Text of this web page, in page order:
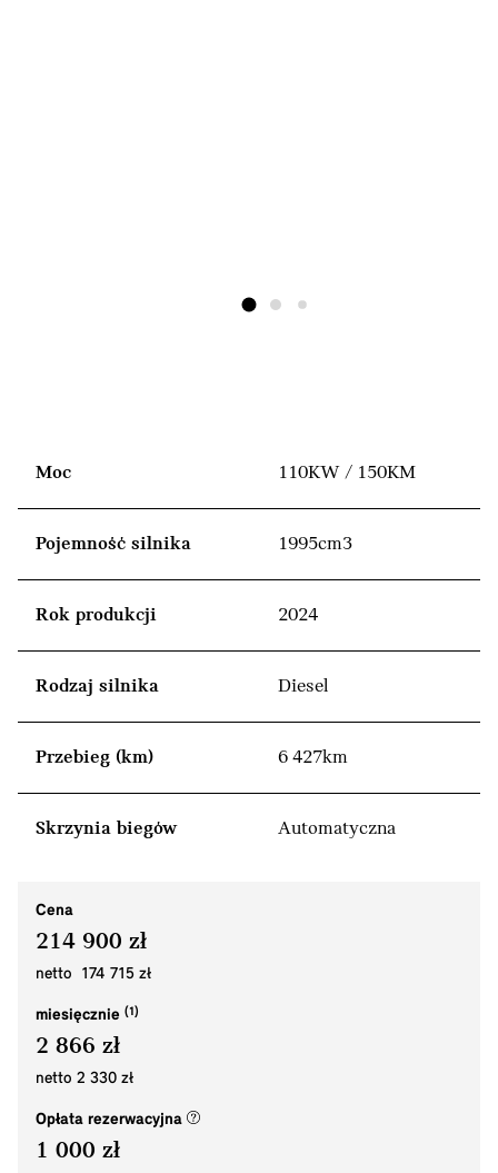
Moc 110KW / 150KM
Pojemność silnika 1995cm3
Rok produkcji 2024
Rodzaj silnika Diesel
Przebieg (km) 6 427km
Skrzynia biegów Automatyczna
Cena
214 900 zł
netto 174 715 zł
miesięcznie
2 866 zł
netto 2 330 zł
Opłata rezerwacyjna (nowe okno)
1 000 zł